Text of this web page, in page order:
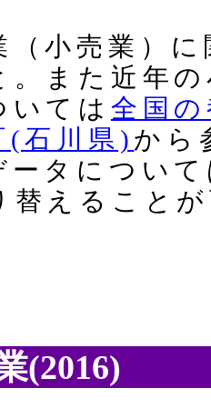
（小売業）
。また近年
いては 全国
(石川県) から
ータについ
替えること
(2016)